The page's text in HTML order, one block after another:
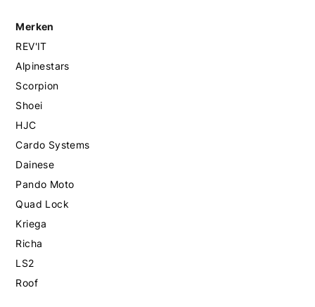
Merken
REV'IT
Alpinestars
Scorpion
Shoei
HJC
Cardo Systems
Dainese
Pando Moto
Quad Lock
Kriega
Richa
LS2
Roof